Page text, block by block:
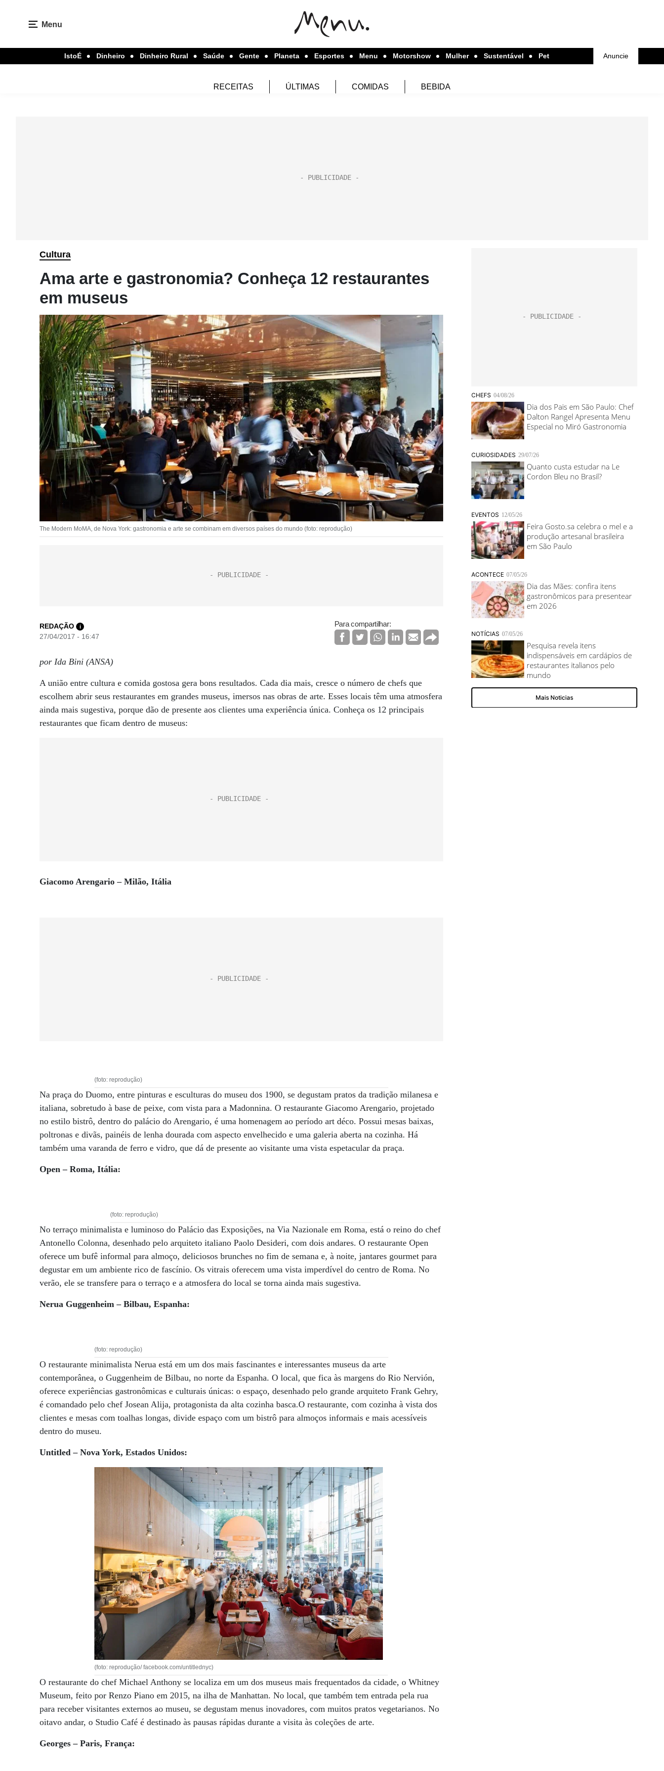
Menu
IstoÉ Dinheiro Dinheiro Rural Saúde Gente Planeta Esportes Menu Motorshow Mulher Sustentável Pet Anuncie
RECEITAS ÚLTIMAS COMIDAS BEBIDA
Cultura
Ama arte e gastronomia? Conheça 12 restaurantes
em museus
The Modern MoMA, de Nova York: gastronomia e arte se combinam em diversos países do mundo (foto: reprodução)
REDAÇÃO i
27/04/2017 - 16:47
Para compartilhar:
por Ida Bini (ANSA)
A união entre cultura e comida gostosa gera bons resultados. Cada dia mais, cresce o número de chefs que
escolhem abrir seus restaurantes em grandes museus, imersos nas obras de arte. Esses locais têm uma atmosfera
ainda mais sugestiva, porque dão de presente aos clientes uma experiência única. Conheça os 12 principais
restaurantes que ficam dentro de museus:
Giacomo Arengario – Milão, Itália
(foto: reprodução)
Na praça do Duomo, entre pinturas e esculturas do museu dos 1900, se degustam pratos da tradição milanesa e
italiana, sobretudo à base de peixe, com vista para a Madonnina. O restaurante Giacomo Arengario, projetado
no estilo bistrô, dentro do palácio do Arengario, é uma homenagem ao período art déco. Possui mesas baixas,
poltronas e divãs, painéis de lenha dourada com aspecto envelhecido e uma galeria aberta na cozinha. Há
também uma varanda de ferro e vidro, que dá de presente ao visitante uma vista espetacular da praça.
Open – Roma, Itália:
(foto: reprodução)
No terraço minimalista e luminoso do Palácio das Exposições, na Via Nazionale em Roma, está o reino do chef
Antonello Colonna, desenhado pelo arquiteto italiano Paolo Desideri, com dois andares. O restaurante Open
oferece um bufê informal para almoço, deliciosos brunches no fim de semana e, à noite, jantares gourmet para
degustar em um ambiente rico de fascínio. Os vitrais oferecem uma vista imperdível do centro de Roma. No
verão, ele se transfere para o terraço e a atmosfera do local se torna ainda mais sugestiva.
Nerua Guggenheim – Bilbau, Espanha:
(foto: reprodução)
O restaurante minimalista Nerua está em um dos mais fascinantes e interessantes museus da arte
contemporânea, o Guggenheim de Bilbau, no norte da Espanha. O local, que fica às margens do Rio Nervión,
oferece experiências gastronômicas e culturais únicas: o espaço, desenhado pelo grande arquiteto Frank Gehry,
é comandado pelo chef Josean Alija, protagonista da alta cozinha basca.O restaurante, com cozinha à vista dos
clientes e mesas com toalhas longas, divide espaço com um bistrô para almoços informais e mais acessíveis
dentro do museu.
Untitled – Nova York, Estados Unidos:
(foto: reprodução/ facebook.com/untitlednyc)
O restaurante do chef Michael Anthony se localiza em um dos museus mais frequentados da cidade, o Whitney
Museum, feito por Renzo Piano em 2015, na ilha de Manhattan. No local, que também tem entrada pela rua
para receber visitantes externos ao museu, se degustam menus inovadores, com muitos pratos vegetarianos. No
oitavo andar, o Studio Café é destinado às pausas rápidas durante a visita às coleções de arte.
Georges – Paris, França: